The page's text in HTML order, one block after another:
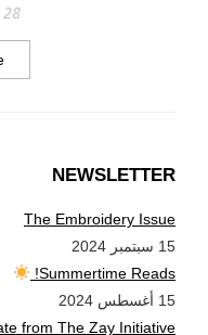
28 فبراير, 2023
NEWSLETTER
The Embroidery Issue
15 سبتمبر 2024
Summertime Reads!
15 أغسطس 2024
from The Zay Initiative